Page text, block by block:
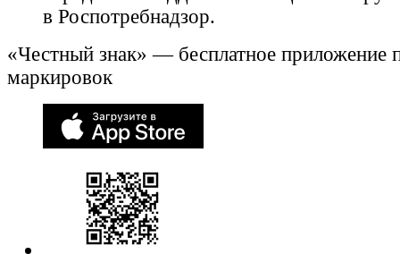
в Роспотребнадзор.
«Честный знак» — бесплатное приложение
маркировок